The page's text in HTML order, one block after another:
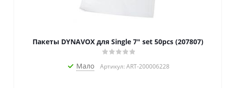
Пакеты DYNAVOX для Single 7" set 50pcs (207807)
Мало Артикул: ART-200006228